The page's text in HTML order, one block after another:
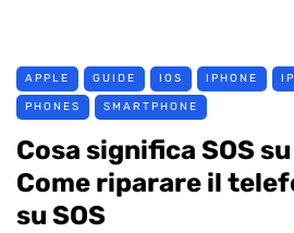
APPLE GUIDE IOS IPHONE
PHONES SMARTPHONE
Cosa significa SOS
Come riparare il
su SOS